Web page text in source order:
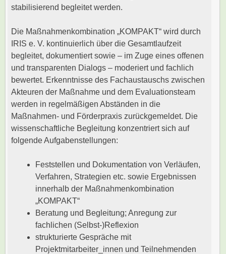
stabilisierend begleitet werden.
Die Maßnahmenkombination „KOMPAKT“ wird durch
IRIS e. V. kontinuierlich über die Gesamtlaufzeit
begleitet, dokumentiert sowie – im Zuge eines offenen
und transparenten Dialogs – moderiert und fachlich
bewertet. Erkenntnisse des Fachaustauschs zwischen
Akteuren der Maßnahme und dem Evaluationsteam
werden in regelmäßigen Abständen in die
Maßnahmen- und Förderpraxis zurückgemeldet. Die
wissenschaftliche Begleitung konzentriert sich auf
folgende Aufgabenstellungen:
Feststellen und Dokumentation von Verläufen,
Verfahren, Strategien etc. sowie Ergebnissen
innerhalb der Maßnahmenkombination
„KOMPAKT“
Beratung und Begleitung; Anregung zur
fachlichen (Selbst-)Reflexion
strukturierte Gespräche mit
Projektmitarbeiter_innen und Teilnehmenden